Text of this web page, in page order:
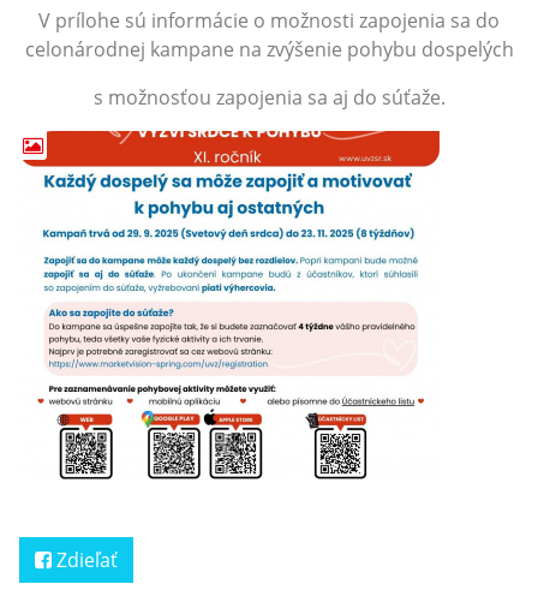
V prílohe sú informácie o možnosti zapojenia sa do
celonárodnej kampane na zvýšenie pohybu dospelých
s možnosťou zapojenia sa aj do súťaže.
Zdieľať